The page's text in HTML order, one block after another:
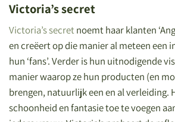
Victoria’s secret
Victoria’s secretnoemt haar klanten
en creëert op die manier al meteen een
hun ‘fans’. Verder is hun uitnodigende
manier waarop ze hun producten (en
brengen, natuurlijk een en al verleiding.
schoonheid en fantasie toe te voegen